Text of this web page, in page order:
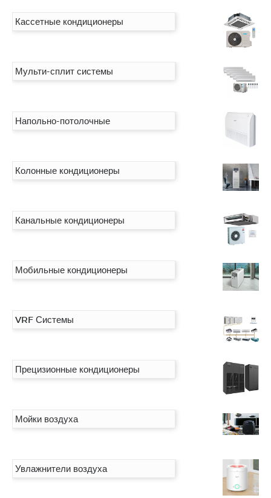
Кассетные кондиционеры
Мульти-сплит системы
Напольно-потолочные
Колонные кондиционеры
Канальные кондиционеры
Мобильные кондиционеры
VRF Системы
Прецизионные кондиционеры
Мойки воздуха
Увлажнители воздуха